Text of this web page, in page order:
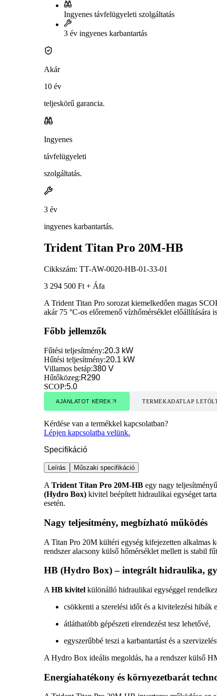
Ingyenes távfelügyeleti szolgáltatás
3 év ingyenes karbantartás
Akár
10 év
teljeskörű garancia.
Ingyenes
távfelügyeleti
szolgáltatás.
3 év
ingyenes karbantartás.
Trident Titan Pro 20M-HB
Cikkszám: TT-AW-0020-HB-01-33-01
3 294 500 Ft + Áfa
A Trident Titan Pro sorozat kiemelkedően magas
akár 75 °C-os előremenő vízhőmérséklet előállítására
Főbb jellemzők
Fűtési teljesítmény:20.3 kW
Hűtési teljesítmény:20.1 kW
Villamos betáp:380 V
Hűtőközeg:R290
SCOP:5.0
AJÁNLATOT KÉREK TERMÉKADATLAP
Kérdése van a termékkel kapcsolatban?
Lépjen kapcsolatba velünk.
Specifikáció
Leírás Műszaki specifikáció
A Trident Titan Pro 20M-HB egy nagy
(Hydro Box) kivitel beépített hidraulikai egységet
esetén.
Nagy teljesítmény, megbízható működés
A Titan Pro 20M kültéri egység kifejezetten alkalmas
rendszer alacsony külső hőmérséklet mellett is stabil
HB (Hydro Box) – integrált hidraulika,
A HB kivitel különálló hidraulikai egységgel
csökkenti a szerelési időt és a kivitelezési hibák
átláthatóbb gépészeti elrendezést tesz lehetővé,
egyszerűbbé teszi a karbantartást és a
A Hydro Box ideális megoldás, ha a rendszer külső
Energiahatékony és környezetbarát